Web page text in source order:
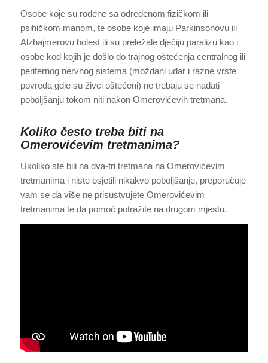
Osobe koje su rođene sa određenom fizičkom ili
psihičkom manom, te osobe koje imaju Parkinsonovu ili
Alzhajmerovu bolest ili su preležale dječiju paralizu kao i
osobe kod kojih je došlo do trajnog oštećenja centralnog ili
perifernog nervnog sistema (moždani udar i razne vrste
povreda gdje su živci oštećeni) ne trebaju se nadati
poboljšanju tokom niti nakon Omerovićevih tretmana.
Koliko često treba biti na
Omerovićevim tretmanima?
Ukoliko ste bili na dva-tri tretmana na Omerovićevim
tretmanima i niste osjetili nikakvo poboljšanje, preporučuje
vam se da više ne prisustvujete Omerovićevim
tretmanima te da pomoć potražite na drugom mjestu.